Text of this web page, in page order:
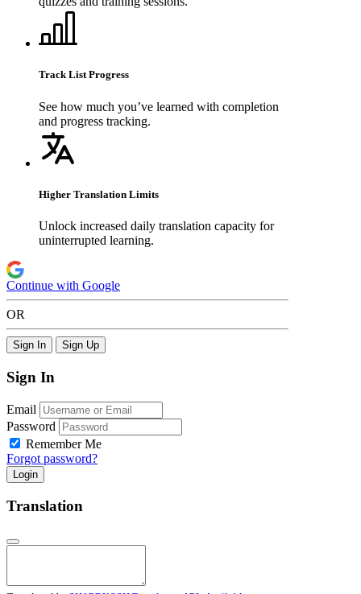
Track List Progress
See how much you’ve learned with completion
and progress tracking.
Higher Translation Limits
Unlock increased daily translation capacity for
uninterrupted learning.
Continue with Google
OR
Sign In Sign Up
Sign In
Email
Password
Remember Me
Forgot password?
Login
Translation